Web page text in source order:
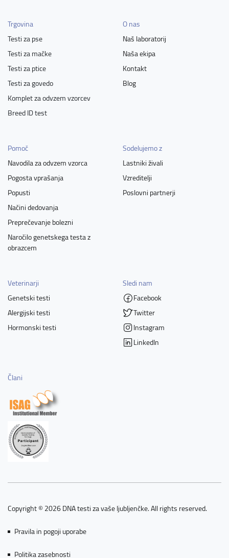
Trgovina
Testi za pse
Testi za mačke
Testi za ptice
Testi za govedo
Komplet za odvzem vzorcev
Breed ID test
O nas
Naš laboratorij
Naša ekipa
Kontakt
Blog
Pomoč
Navodila za odvzem vzorca
Pogosta vprašanja
Popusti
Načini dedovanja
Preprečevanje bolezni
Naročilo genetskega testa z
obrazcem
Sodelujemo z
Lastniki živali
Vzreditelji
Poslovni partnerji
Veterinarji
Genetski testi
Alergijski testi
Hormonski testi
Sledi nam
Facebook
Twitter
Instagram
LinkedIn
Člani
Copyright © 2026 DNA testi za vaše ljubljenčke. All rights reserved.
Pravila in pogoji uporabe
Politika zasebnosti